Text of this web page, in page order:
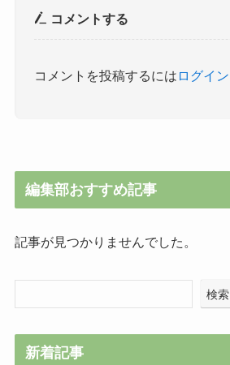
コメントする
コメントを投稿するには ログイン
編集部おすすめ記事
記事が見つかりませんでした。
検索
新着記事